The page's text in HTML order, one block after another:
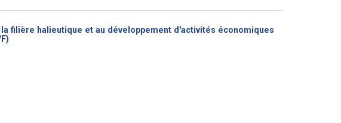
filière halieutique et au développement d'activités économiques